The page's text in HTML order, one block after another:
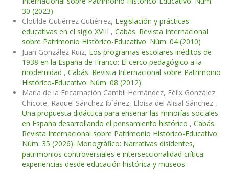
30 (2023)
Clotilde Gutiérrez Gutiérrez, Legislación y prácticas
educativas en el siglo XVIII , Cabás. Revista Internacional
sobre Patrimonio Histórico-Educativo: Núm. 04 (2010)
Juan González Ruiz, Los programas escolares inéditos de
1938 en la España de Franco: El cerco pedagógico a la
modernidad , Cabás. Revista Internacional sobre Patrimonio
Histórico-Educativo: Núm. 08 (2012)
María de la Encarnación Cambil Hernández, Félix González
Chicote, Raquel Sánchez Ib´áñez, Eloisa del Alisal Sánchez ,
Una propuesta didáctica para enseñar las minorías sociales
en España desarrollando el pensamiento histórico , Cabás.
Revista Internacional sobre Patrimonio Histórico-Educativo:
Núm. 35 (2026): Monográfico: Narrativas disidentes,
patrimonios controversiales e interseccionalidad crítica:
experiencias desde educación histórica y museos